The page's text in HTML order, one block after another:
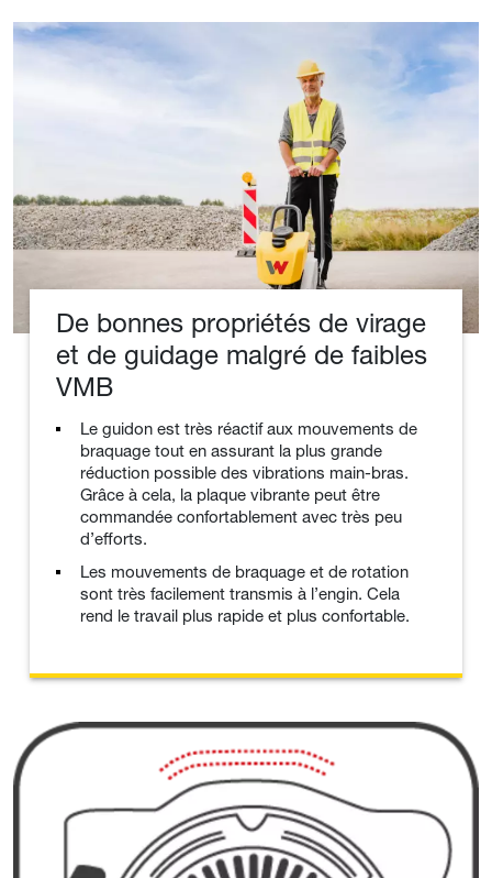
De bonnes propriétés de virage
et de guidage malgré de faibles
VMB
Le guidon est très réactif aux mouvements de
braquage tout en assurant la plus grande
réduction possible des vibrations main-bras.
Grâce à cela, la plaque vibrante peut être
commandée confortablement avec très peu
d’efforts.
Les mouvements de braquage et de rotation
sont très facilement transmis à l’engin. Cela
rend le travail plus rapide et plus confortable.